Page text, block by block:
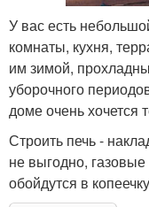
У вас есть
комнаты, кухня,
им зимой,
уборочного
доме очень хочется
Строить печь -
не выгодно,
обойдутся в